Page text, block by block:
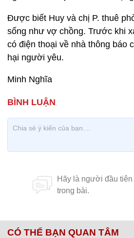
Được biết Huy và chị P. thuê
sống như vợ chồng. Trước khi
có điện thoại về nhà thông báo
hại người yêu.
Minh Nghĩa
CÓ THỂ BẠN QUAN TÂM